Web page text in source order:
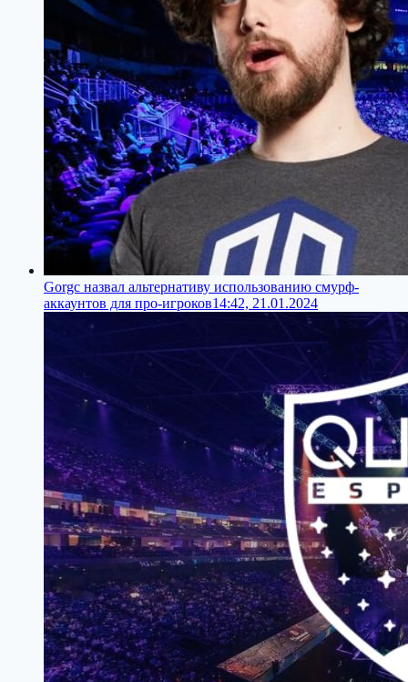
Gorgc назвал альтернативу использованию смурф-
аккаунтов для про-игроков14:42, 21.01.2024